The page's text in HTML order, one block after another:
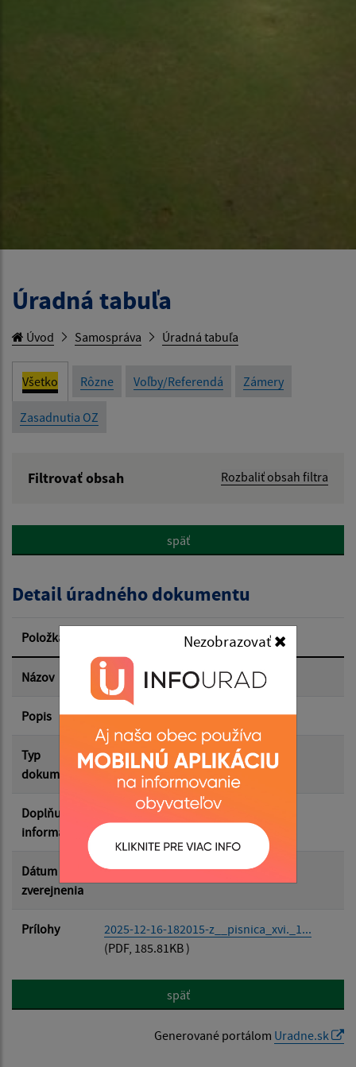
Nezobrazovať
Úradná tabuľa
Úvod Samospráva Úradná tabuľa
Všetko Rôzne Voľby/Referendá Zámery
Zasadnutia OZ
Filtrovať obsah Rozbaliť obsah filtra
Popis:
Dátum zverejnenia od:
Dátum zverejnenia do:
Filtrovať Reset
späť
Detail úradného dokumentu
Položka
Názov Zápisnica z 18.10.2025
Popis
Typ
dokumentu
Zasadnutia OZ
Doplňujúce
informácie
Dátum
zverejnenia
16.12.2025
Prílohy
2025-12-16-182015-z__pisnica_xvi._1...
(PDF, 185.81KB )
späť
Generované portálom Uradne.sk